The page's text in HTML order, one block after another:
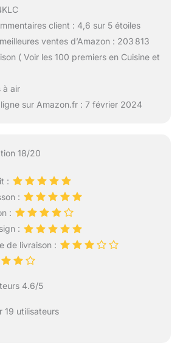
client : 4,6 sur 5 étoiles
ventes d’Amazon : 203 813
( Voir les 100 premiers en Cuisine et
à air
sur Amazon.fr : 7 février 2024
18/20
:
:
:
:
de livraison :
4.6/5
19 utilisateurs